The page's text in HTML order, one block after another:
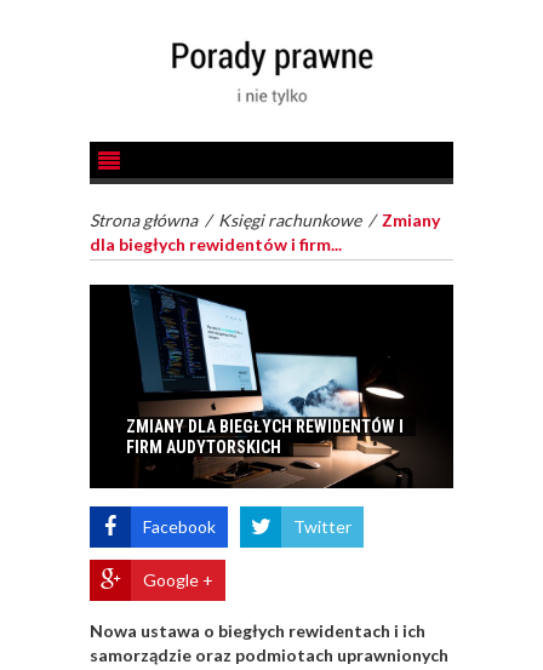
Strona główna / Księgi rachunkowe / Zmiany
dla biegłych rewidentów i firm...
ZMIANY DLA BIEGŁYCH REWIDENTÓW I
FIRM AUDYTORSKICH
Facebook Twitter
Google +
Nowa ustawa o biegłych rewidentach i ich
samorządzie oraz podmiotach uprawnionych